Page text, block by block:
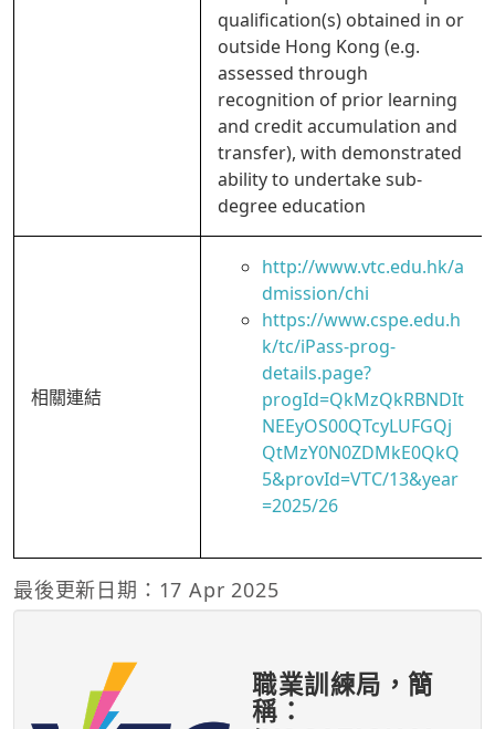
qualification(s) obtained in or
outside Hong Kong (e.g.
assessed through
recognition of prior learning
and credit accumulation and
transfer), with demonstrated
ability to undertake sub-
degree education
相關連結
http://www.vtc.edu.hk/a
dmission/chi
https://www.cspe.edu.h
k/tc/iPass-prog-
details.page?
progId=QkMzQkRBNDIt
NEEyOS00QTcyLUFGQj
QtMzY0N0ZDMkE0QkQ
5&provId=VTC/13&year
=2025/26
最後更新日期：17 Apr 2025
職業訓練局，簡
稱：